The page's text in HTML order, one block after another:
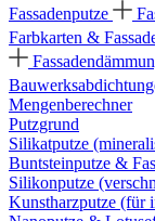
Fassadenputze
Farbkarten &
Mengenberechner
Putzgrund
Silikatputze
Buntsteinputze &
Silikonputze
Kunstharzputze (für